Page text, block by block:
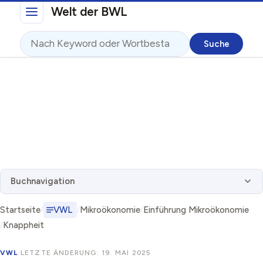
Direkt zum InhaltWelt der BWL
Suche
Buchnavigation
Startseite VWL Mikroökonomie Einführung Mikroökonomie
Knappheit
VWL· LETZTE ÄNDERUNG: 19. MAI 2025